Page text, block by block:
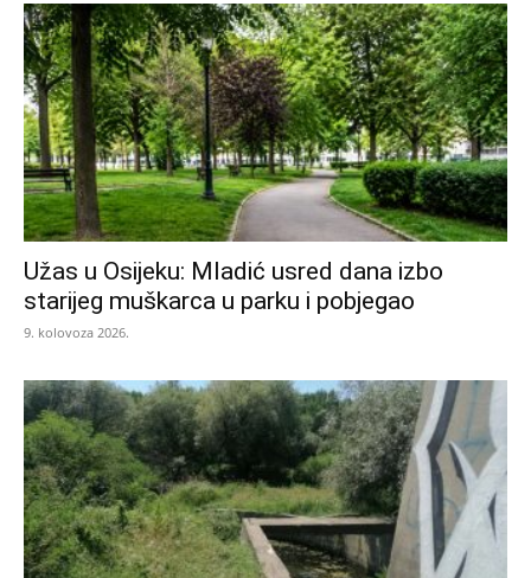
Užas u Osijeku: Mladić usred dana izbo
starijeg muškarca u parku i pobjegao
9. kolovoza 2026.